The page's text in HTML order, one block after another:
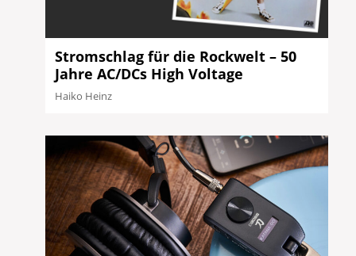
Stromschlag für die Rockwelt – 50
Jahre AC/DCs High Voltage
Haiko Heinz